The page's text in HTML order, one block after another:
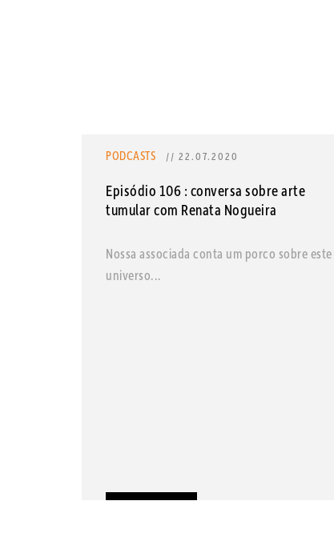
PODCASTS // 22.07.2020
Episódio 106 : conversa sobre arte
tumular com Renata Nogueira
Nossa associada conta um porco sobre este
universo...